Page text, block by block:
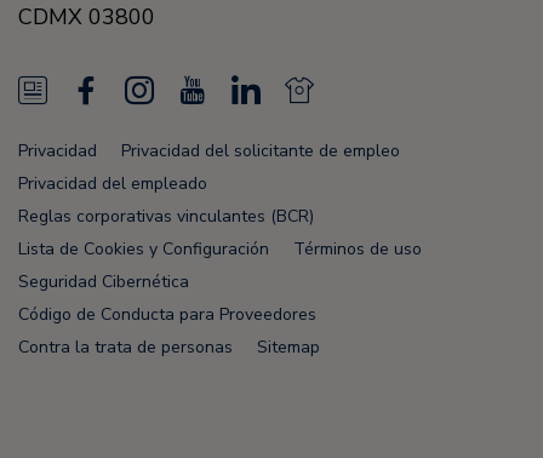
CDMX 03800
N
e
w
s
F
e
e
c
e
b
o
o
I
n
s
t
a
g
r
o
T
u
b
e
L
k
e
d
i
N
e
F
e
e
Privacidad
Privacidad del solicitante de empleo
Privacidad del empleado
Reglas corporativas vinculantes (BCR)
Lista de Cookies y Configuración
Términos de uso
Seguridad Cibernética
Código de Conducta para Proveedores
Contra la trata de personas
Sitemap